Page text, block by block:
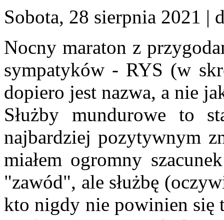
Sobota, 28 sierpnia 2021 |
Nocny maraton z
sympatyków - RYS (w
dopiero jest nazwa, a nie
Służby mundurowe to
najbardziej pozytywnym
miałem ogromny
"zawód", ale służbę
kto nigdy nie powinien się